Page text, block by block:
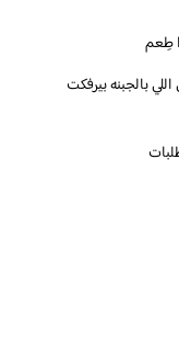
بالجبنه بيرفكت